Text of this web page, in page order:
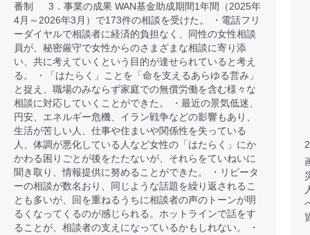
番制 3．事業の成果 WAN基金助成期間1年間（2025年
4月～2026年3月）で173件の相談を受けた。 ・電話フリ
ーダイヤルで相談者に経済的負担なく、同性の女性相談
員が、秘密厳守で女性からのさまざまな相談に寄り添
い、共に考えていくという目的が達せられていると考え
る。 ・「はたらく」ことを「命を支えるあらゆる営み」
と捉え、職場のみならず家庭での無償労働を含む様々な
相談に対応していくことができた。 ・最近の景気低迷、
円安、エネルギー危機、イラン戦争などの影響もあり、
生活が苦しい人、仕事や住まいや関係性を失っている
人、体調が悪化している人など女性の「はたらく」にか
かわる困りごとが後をたたないが、それらをていねいに
聞き取り、情報提供に努めることができた。 ・リピータ
ーの相談が数名おり、同じような話題を繰り返されるこ
とも多いが、回を重ねるうちに相談者の声のトーンが明
るくなってくるのが感じられる。ホットラインで話をす
ることが、相談者の支えになっているかもしれない。 ・